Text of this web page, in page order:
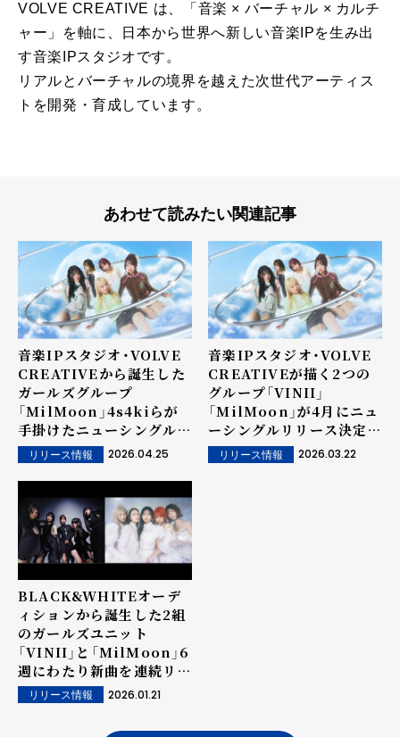
VOLVE CREATIVE は、「音楽 × バーチャル × カルチ
ャー」を軸に、日本から世界へ新しい音楽IPを生み出
す音楽IPスタジオです。
リアルとバーチャルの境界を越えた次世代アーティス
トを開発・育成しています。
あわせて読みたい関連記事
音楽IPスタジオ・VOLVE
CREATIVEから誕生した
ガールズグループ
「MilMoon」4s4kiらが
手掛けたニューシングル
「True Mind」リリース！！
リリース情報 2026.04.25
音楽IPスタジオ・VOLVE
CREATIVEが描く2つの
グループ「VINII」
「MilMoon」が4月にニュ
ーシングルリリース決定
& 新ビジュアル公開、12月
にはそれぞれのワンマンラ
リリース情報 2026.03.22
BLACK&WHITEオーデ
ィションから誕生した2組
のガールズユニット
「VINII」と「MilMoon」6
週にわたり新曲を連続リリ
ース & ２マンライブ開
催！！
リリース情報 2026.01.21